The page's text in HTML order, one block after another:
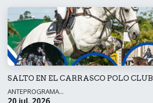
SALTO EN EL CARRASCO POLO CLUB
ANTEPROGRAMA...
20 jul. 2026